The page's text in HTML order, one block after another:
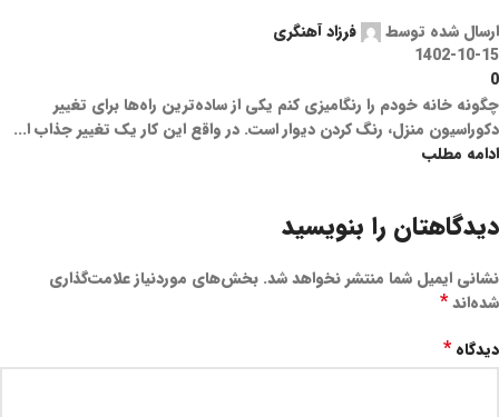
ارسال شده توسط
فرزاد آهنگری
1402-10-15
0
چگونه خانه خودم را رنگامیزی کنم یکی از ساده‌ترین راه‌ها برای تغییر
دکوراسیون منزل، رنگ کردن دیوار است. در واقع این کار یک تغییر جذاب ا...
ادامه مطلب
دیدگاهتان را بنویسید
نشانی ایمیل شما منتشر نخواهد شد. بخش‌های موردنیاز علامت‌گذاری
شده‌اند*
دیدگاه*